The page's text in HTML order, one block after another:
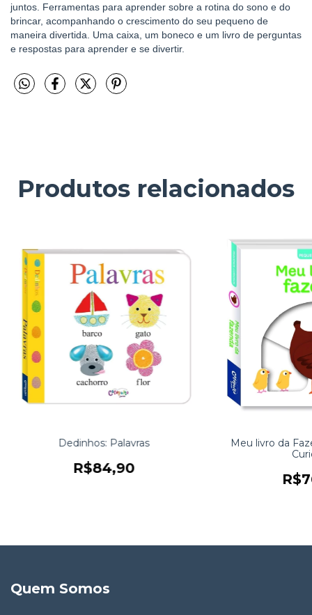
juntos. Ferramentas para aprender sobre a rotina do sono e do
brincar, acompanhando o crescimento do seu pequeno de
maneira divertida. Uma caixa, um boneco e um livro de perguntas
e respostas para aprender e se divertir.
Produtos relacionados
Dedinhos: Palavras
R$84,90
Meu livro da
Quem Somos